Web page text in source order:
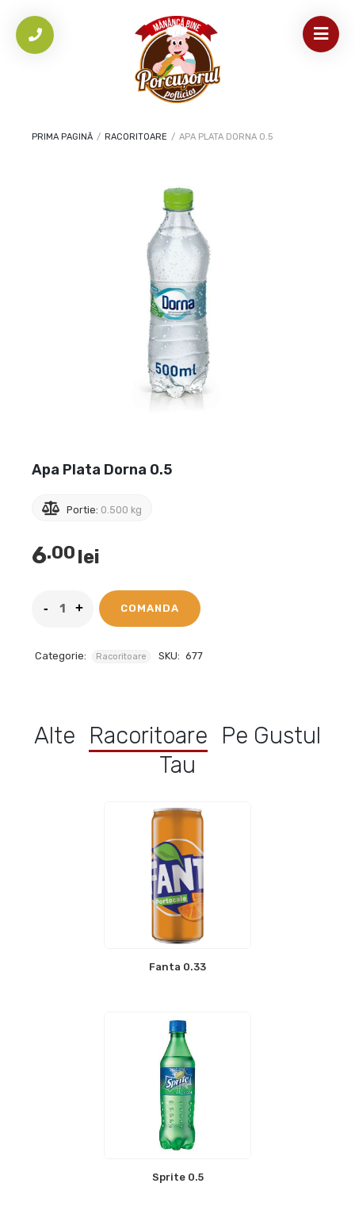
PRIMA PAGINĂ / RACORITOARE / APA PLATA DORNA 0.5
Apa Plata Dorna 0.5
Portie: 0.500 kg
6.00lei
COMANDA
Categorie: Racoritoare SKU: 677
Alte Racoritoare
Pe Gustul
Tau
Fanta 0.33
Sprite 0.5